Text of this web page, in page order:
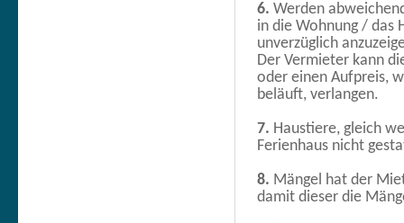
6. Werden
in die Wohnung / das
unverzüglich
Der Vermieter kann
oder einen Aufpreis,
beläuft, verlangen.
7. Haustiere, gleich
Ferienhaus nicht
8. Mängel hat der
damit dieser die